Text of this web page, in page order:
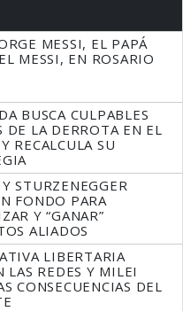
MESSI, EL PAPÁ
MESSI, EN ROSARIO
BUSCA CULPABLES
DE LA DERROTA EN EL
RECALCULA SU
STURZENEGGER
FONDO PARA
Y “GANAR”
ALIADOS
LIBERTARIA
LAS REDES Y MILEI
CONSECUENCIAS DEL